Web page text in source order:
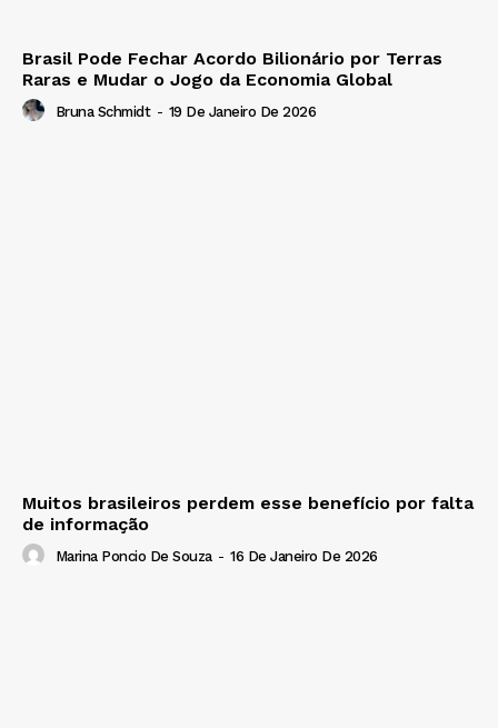
Brasil Pode Fechar Acordo Bilionário por Terras
Raras e Mudar o Jogo da Economia Global
Bruna Schmidt - 19 De Janeiro De 2026
Muitos brasileiros perdem esse benefício por falta
de informação
Marina Poncio De Souza - 16 De Janeiro De 2026